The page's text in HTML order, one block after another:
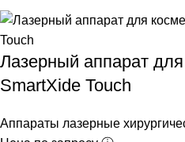
Лазерный аппарат
SmartXide Touch
Аппараты лазерные